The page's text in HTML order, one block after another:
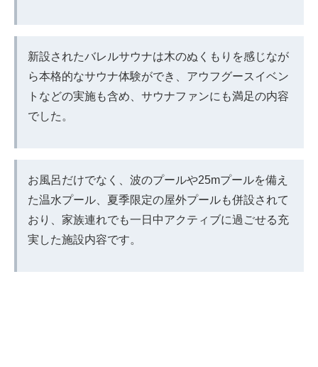
新設されたバレルサウナは木のぬくもりを感じなが
ら本格的なサウナ体験ができ、アウフグースイベン
トなどの実施も含め、サウナファンにも満足の内容
でした。
お風呂だけでなく、波のプールや25mプールを備え
た温水プール、夏季限定の屋外プールも併設されて
おり、家族連れでも一日中アクティブに過ごせる充
実した施設内容です。